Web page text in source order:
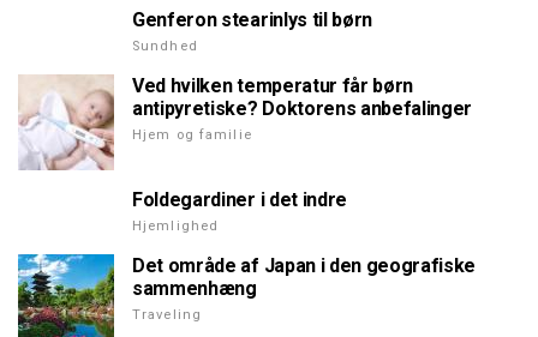
Genferon stearinlys til børn
Sundhed
Ved hvilken temperatur får børn
antipyretiske? Doktorens anbefalinger
Hjem og familie
Foldegardiner i det indre
Hjemlighed
Det område af Japan i den geografiske
sammenhæng
Traveling